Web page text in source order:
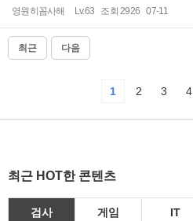
영원히꼼사해 Lv.63 조회 2926 07-11
최근 다음
1 2 3 4
최근 HOT한 콘텐츠
검사 게임 IT